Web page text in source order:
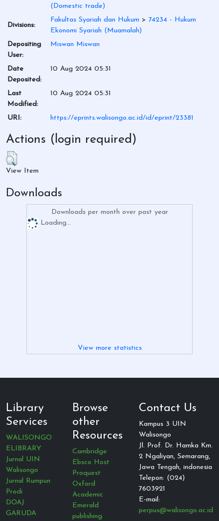
(Domestic trade)
Divisions:
Fakultas Syariah dan Hukum > 74234 - Hukum
Ekonomi Syariah (Muamalah)
Depositing
User:
Miswan Miswan
Date
Deposited:
10 Aug 2024 05:31
Last
Modified:
10 Aug 2024 05:31
URI: https://eprints.walisongo.ac.id/id/eprint/23381
Actions (login required)
View Item
Downloads
Downloads per month over past year
Loading...
View more statistics
Library
Services
WALISONGO
ELIBRARY
Jurnal UIN
Walisongo
Jurnal Rumpun
Prodi
DOAJ
GARUDA
Browse
other
Resources
Cambridge
Ebsco Host
Proquest
Oxford
Academic
Emerald
publishing
Contact Us
Kampus 3 UIN
Walisongo
Jl. Prof. Dr. Hamka Km.
2 Ngaliyan, Semarang,
Jawa Tengah, indonesia
Telepon: (024)
7603921
E-mail:
perpus@walisongo.ac.id